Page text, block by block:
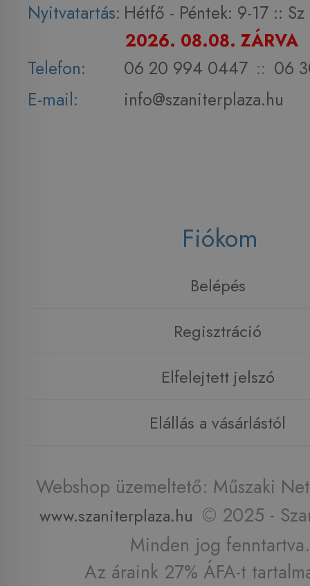
Nyitvatartás: Hétfő - Péntek: 9-17 :: Sz
2026. 08.08. ZÁRVA
Telefon:
06 20 994 0447 :: 06
E-mail:
info@szaniterplaza.hu
Fiókom
Belépés
Regisztráció
Elfelejtett jelszó
Elállás a vásárlástól
Webshop üzemeltető: Műszaki
www.szaniterplaza.hu © 2025 -
Minden jog fenntartva.
Az áraink 27% ÁFA-t